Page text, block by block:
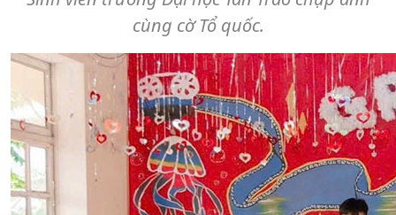
cùng cờ Tổ quốc.